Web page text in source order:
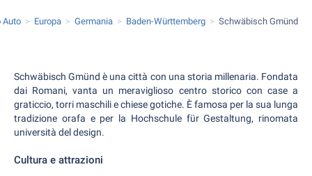
Auto Europa Germania Baden-Württemberg Schwäbisch Gmünd
Schwäbisch Gmünd è una città con una storia millenaria. Fondata
dai Romani, vanta un meraviglioso centro storico con case a
graticcio, torri maschili e chiese gotiche. È famosa per la sua lunga
tradizione orafa e per la Hochschule für Gestaltung, rinomata
università del design.
Cultura e attrazioni